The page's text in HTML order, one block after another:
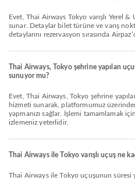
Evet, Thai Airways Tokyo varışlı Yerel & Uluslararası uçuşlar için bagaj hakkı
sunar. Detaylar bilet türüne ve varış
detaylarını rezervasyon sırasında
Thai Airways, Tokyo şehrine yapılan
sunuyor mu?
Evet, Thai Airways, Tokyo şehrine yapılan uçuşlar için çevrimiçi check-in
hizmeti sunarak, platformumuz
yapmanızı sağlar. İşlemi tamamlamak
izlemeniz yeterlidir.
Thai Airways ile Tokyo varışlı uçuş ne
Thai Airways ile Tokyo uçuşunun süresi